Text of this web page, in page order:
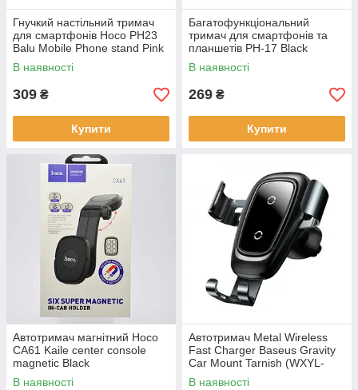
Гнучкий настільний тримач
для смартфонів Hoco PH23
Balu Mobile Phone stand Pink
White
В наявності
309 ₴
Купити
Багатофункціональний
тримач для смартфонів та
планшетів PH-17 Black
В наявності
269 ₴
Купити
Автотримач магнітний Hoco
CA61 Kaile center console
magnetic Black
В наявності
Автотримач Metal Wireless
Fast Charger Baseus Gravity
Car Mount Tarnish (WXYL-
B0A)
В наявності